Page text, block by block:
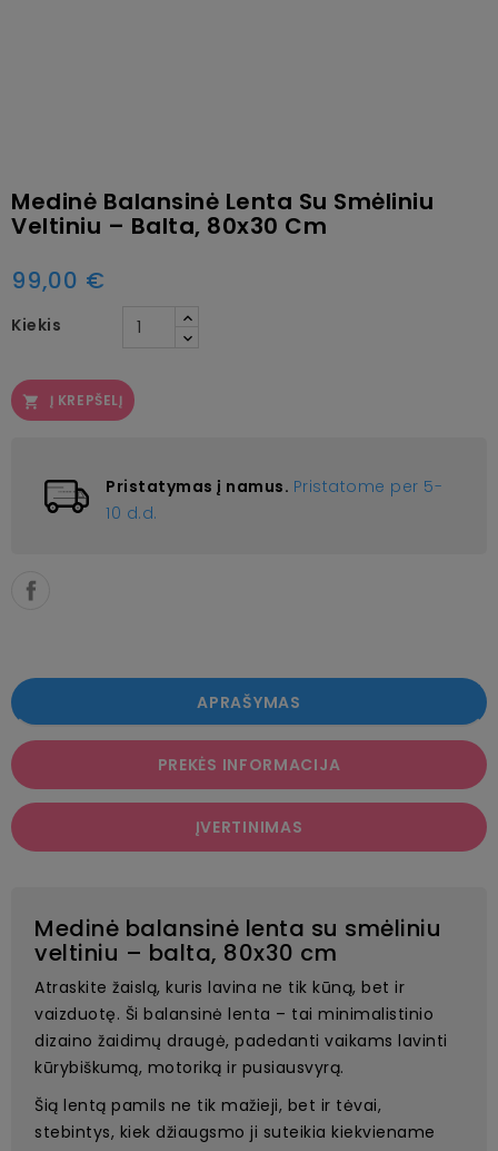
Medinė Balansinė Lenta Su Smėliniu
Veltiniu – Balta, 80x30 Cm
99,00 €
Kiekis
 Į KREPŠELĮ
Pristatymas į namus. Pristatome per 5-
10 d.d.
APRAŠYMAS
PREKĖS INFORMACIJA
ĮVERTINIMAS
Medinė balansinė lenta su smėliniu
veltiniu – balta, 80x30 cm
Atraskite žaislą, kuris lavina ne tik kūną, bet ir
vaizduotę. Ši balansinė lenta – tai minimalistinio
dizaino žaidimų draugė, padedanti vaikams lavinti
kūrybiškumą, motoriką ir pusiausvyrą.
Šią lentą pamils ne tik mažieji, bet ir tėvai,
stebintys, kiek džiaugsmo ji suteikia kiekviename